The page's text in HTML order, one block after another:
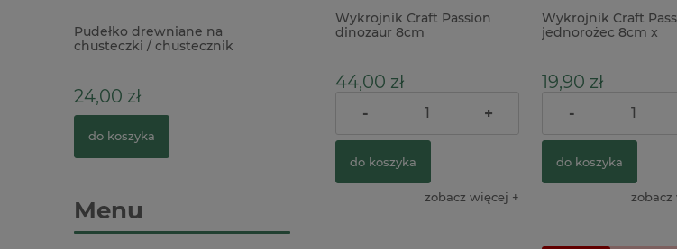
Pudełko drewniane na
chusteczki / chustecznik
24,00 zł
do koszyka
Gumki zakuwane do notesów,
Szablon maska Tim Holtz
34,00 zł
Menu
Wykrojnik Craft Passion
dinozaur 8cm
44,00 zł
- +
do koszyka
zobacz więcej
Wykrojnik Craft
jednorożec 8cm x
19,90 zł
-
do koszyka
zobacz